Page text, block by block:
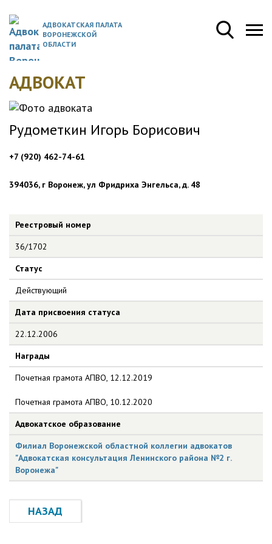
АДВОКАТСКАЯ ПАЛАТА
ВОРОНЕЖСКОЙ
ОБЛАСТИ
АДВОКАТ
Рудометкин Игорь Борисович
+7 (920) 462-74-61
394036, г Воронеж, ул Фридриха Энгельса, д. 48
Реестровый номер
36/1702
Статус
Действующий
Дата присвоения статуса
22.12.2006
Награды
Почетная грамота АПВО, 12.12.2019
Почетная грамота АПВО, 10.12.2020
Адвокатское образование
Филиал Воронежской областной коллегии адвокатов
"Адвокатская консультация Ленинского района №2 г.
Воронежа"
НАЗАД